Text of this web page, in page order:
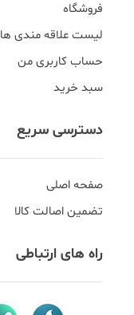
فروشگاه
لیست علاقه مندی ها
حساب کاربری من
سبد خرید
دسترسی سریع
صفحه اصلی
تضمین اصالت کالا
راه های ارتباطی